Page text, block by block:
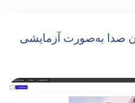
صدا به‌صورت آزمایشی